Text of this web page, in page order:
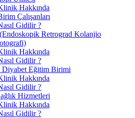
Hakkında
Çalışanları
Gidilir ?
Retrograd Kolanjio
Hakkında
Gidilir ?
Diyabet Eğitim Birimi
Hakkında
Gidilir ?
Hizmetleri
Hakkında
Gidilir ?